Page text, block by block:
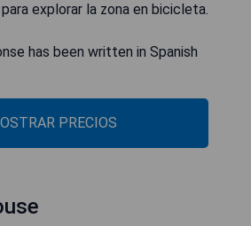
explorar la zona en bicicleta.
has been written in Spanish
PRECIOS